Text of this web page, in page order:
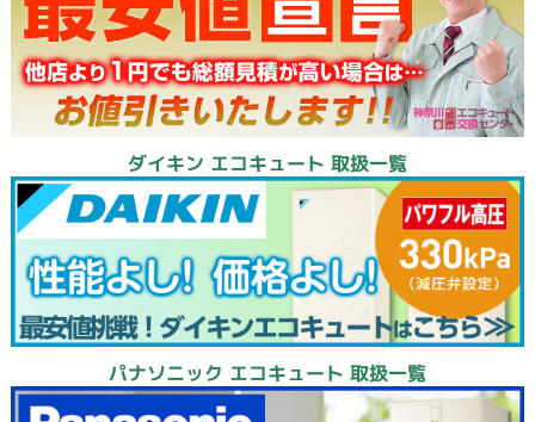
ダイキン エコキュート 取扱一覧
パナソニック エコキュート 取扱一覧